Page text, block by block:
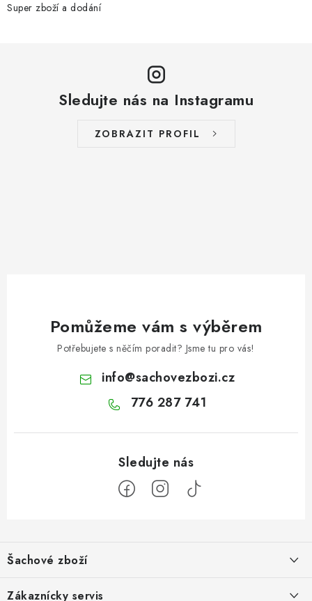
Super zboží a dodání
Sledujte nás na Instagramu
ZOBRAZIT PROFIL
Pomůžeme vám s výběrem
Potřebujete s něčím poradit? Jsme tu pro vás!
info@sachovezbozi.cz
776 287 741
á
p
a
Šachové zboží
Zákaznícky servis